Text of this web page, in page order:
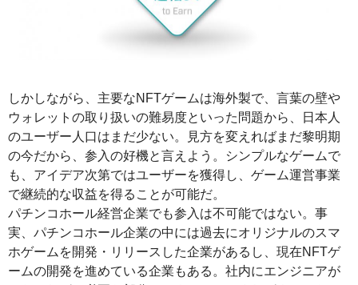
しかしながら、主要なNFTゲームは海外製で、言葉の壁や
ウォレットの取り扱いの難易度といった問題から、日本人
のユーザー人口はまだ少ない。見方を変えればまだ黎明期
の今だから、参入の好機と言えよう。シンプルなゲームで
も、アイデア次第ではユーザーを獲得し、ゲーム運営事業
で継続的な収益を得ることが可能だ。
パチンコホール経営企業でも参入は不可能ではない。事
実、パチンコホール企業の中には過去にオリジナルのスマ
ホゲームを開発・リリースした企業があるし、現在NFTゲ
ームの開発を進めている企業もある。社内にエンジニアが